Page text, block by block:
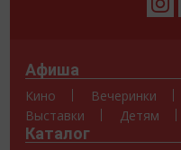
Афиша
Кино Вечеринки
Выставки
Детям
Каталог